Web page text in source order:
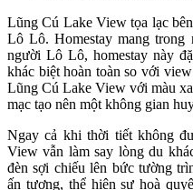
Lũng Cú Lake View tọa lạc
Lô Lô. Homestay mang trong
người Lô Lô, homestay này
khác biệt hoàn toàn so với
Lũng Cú Lake View với màu
mạc tạo nên một không gian
Ngay cả khi thời tiết không
View vẫn làm say lòng du
đèn sợi chiếu lên bức tường
ấn tượng, thể hiện sự hoà